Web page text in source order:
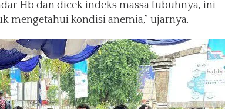
Hb dan dicek indeks massa tubuhnya, ini
mengetahui kondisi anemia,” ujarnya.